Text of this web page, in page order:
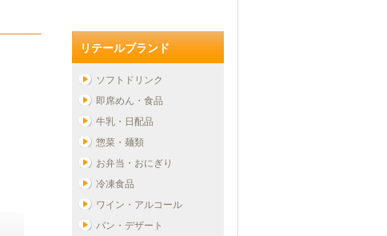
リテールブランド
ソフトドリンク
即席めん・食品
牛乳・日配品
惣菜・麺類
お弁当・おにぎり
冷凍食品
ワイン・アルコール
パン・デザート